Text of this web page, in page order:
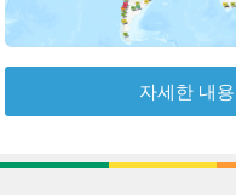
자세한 내